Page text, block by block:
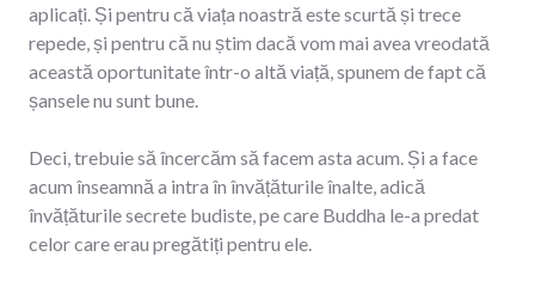
aplicați. Și pentru că viața noastră este scurtă și trece
repede, și pentru că nu știm dacă vom mai avea vreodată
această oportunitate într-o altă viață, spunem de fapt că
șansele nu sunt bune.
Deci, trebuie să încercăm să facem asta acum. Și a face
acum înseamnă a intra în învățăturile înalte, adică
învățăturile secrete budiste, pe care Buddha le-a predat
celor care erau pregătiți pentru ele.